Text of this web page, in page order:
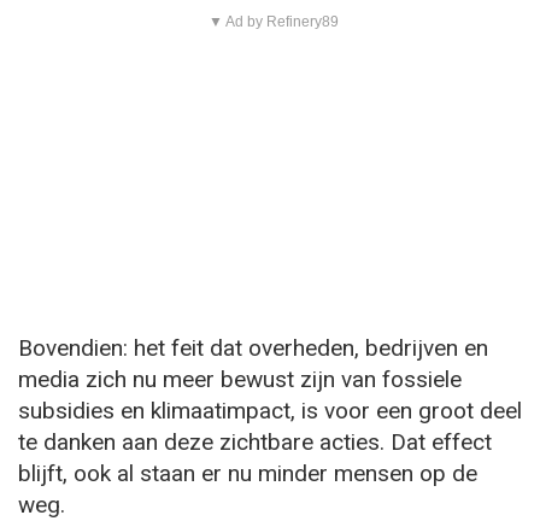
▼ Ad by Refinery89
Bovendien: het feit dat overheden, bedrijven en
media zich nu meer bewust zijn van fossiele
subsidies en klimaatimpact, is voor een groot deel
te danken aan deze zichtbare acties. Dat effect
blijft, ook al staan er nu minder mensen op de
weg.